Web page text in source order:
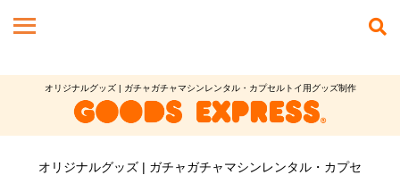
オリジナルグッズ | ガチャガチャマシンレンタル・カプセルトイ用グッズ制作
オリジナルグッズ | ガチャガチャマシンレンタル・カプセ